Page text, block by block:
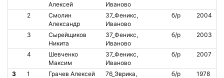
Алексей
Иваново
2
Смолин
Александр
37_Феникс,
Иваново
б/р 2004
3
Сырейщиков
Никита
37_Феникс,
Иваново
б/р 2003
4
Шевченко
Максим
37_Феникс,
Иваново
б/р 2007
3 1 Грачев Алексей
76_Эврика,
б/р 1978